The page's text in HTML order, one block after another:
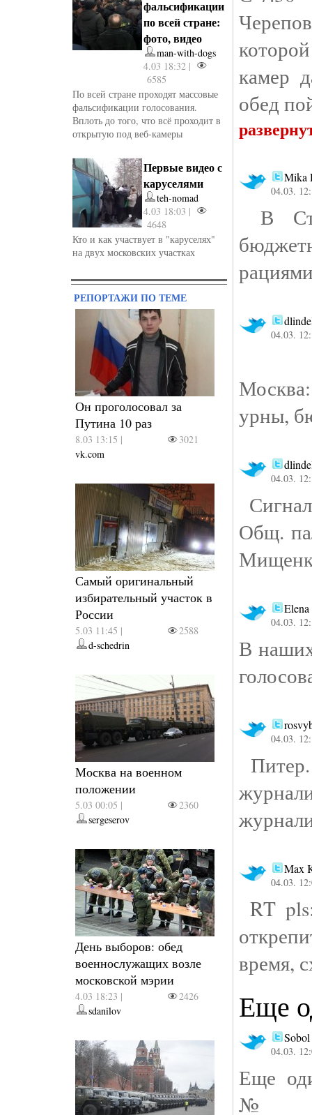
фальсификации
по всей стране:
фото, видео
man-with-dogs
4.03 18:32 |
6585
По всей стране проходят массовые
фальсификации голосования.
Вплоть до того, что всё проходит в
открытую под веб-камеры
Первые видео с
каруселями
teh-nomad
4.03 18:03 |
4648
Кто и как участвует в "каруселях"
на двух московских участках
РЕПОРТАЖИ ПО ТЕМЕ
Он проголосовал за
Путина 10 раз
8.03 13:15 |
3021
vk.com
Самый оригинальный
избирательный участок в
России
5.03 11:45 |
2588
d-schedrin
Москва на военном
положении
5.03 00:05 |
2360
sergeserov
День выборов: обед
военнослужащих возле
московской мэрии
4.03 18:23 |
2426
sdanilov
камер
обед
Mika
04.03.
В
04.03.
урны,
04.03.
Общ.
04.03.
В
04.03.
Max
04.03.
RT
время,
Еще
04.03.
Еще